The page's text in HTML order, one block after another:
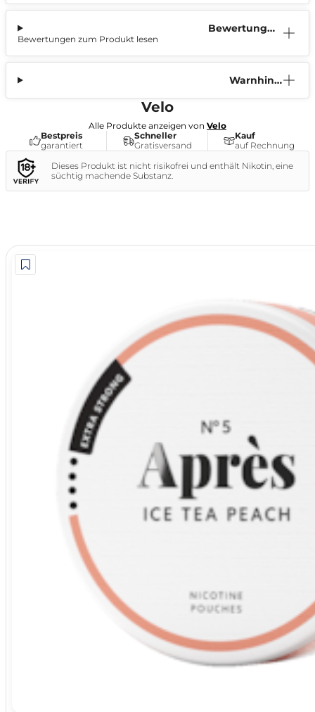
Bewertunge
Bewertungen zum Produkt lesen
Warnhinw
Velo
Alle Produkte anzeigen von Velo
Bestpreis
garantiert
Schneller
Gratisversand
Kauf
auf Rechnung
Dieses Produkt ist nicht risikofrei und enthält Nikotin, eine
süchtig machende Substanz.